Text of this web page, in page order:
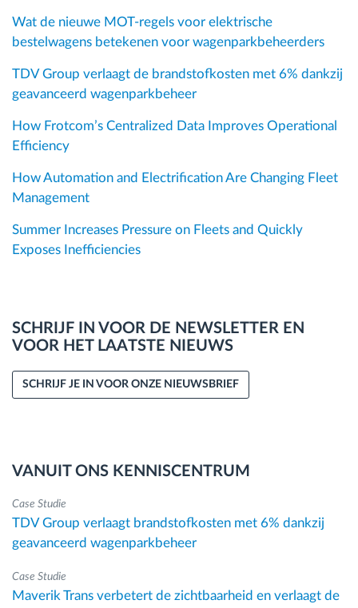
Wat de nieuwe MOT-regels voor elektrische
bestelwagens betekenen voor wagenparkbeheerders
TDV Group verlaagt de brandstofkosten met 6% dankzij
geavanceerd wagenparkbeheer
How Frotcom’s Centralized Data Improves Operational
Efficiency
How Automation and Electrification Are Changing Fleet
Management
Summer Increases Pressure on Fleets and Quickly
Exposes Inefficiencies
SCHRIJF IN VOOR DE NEWSLETTER EN
VOOR HET LAATSTE NIEUWS
SCHRIJF JE IN VOOR ONZE NIEUWSBRIEF
VANUIT ONS KENNISCENTRUM
Case Studie
TDV Group verlaagt brandstofkosten met 6% dankzij
geavanceerd wagenparkbeheer
Case Studie
Maverik Trans verbetert de zichtbaarheid en verlaagt de